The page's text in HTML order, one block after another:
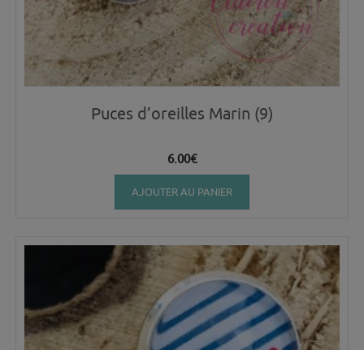
Puces d’oreilles Marin (9)
6.00€
AJOUTER AU PANIER